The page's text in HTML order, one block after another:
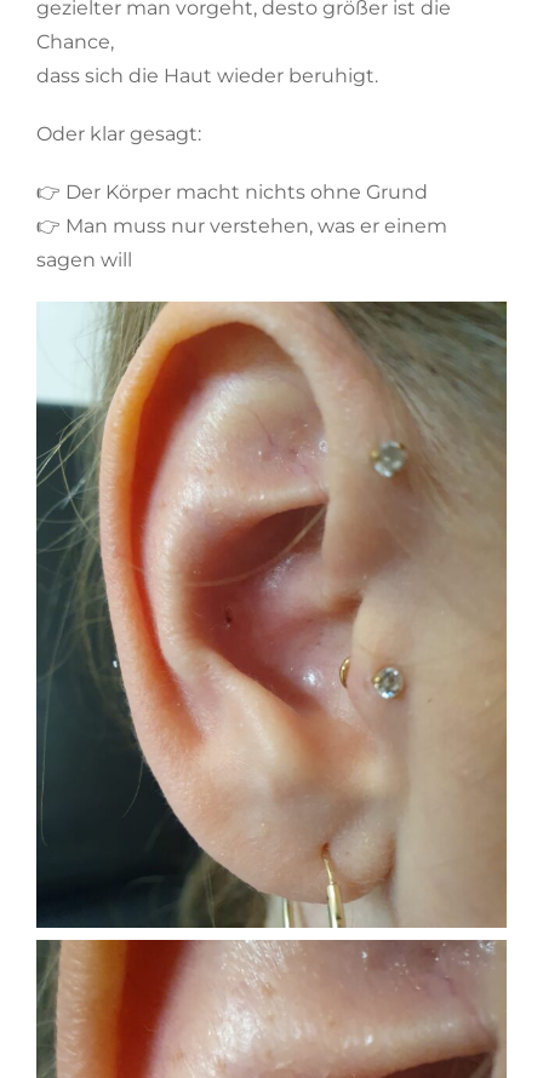
gezielter man vorgeht, desto größer ist die
Chance,
dass sich die Haut wieder beruhigt.
Oder klar gesagt:
👉 Der Körper macht nichts ohne Grund
👉 Man muss nur verstehen, was er einem
sagen will